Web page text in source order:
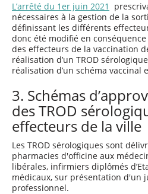
L’arrêté du 1er juin 2021
nécessaires à la gestion de la
définissant les différents
donc été modifié en
des effecteurs de la vaccination
réalisation d’un TROD
réalisation d’un schéma vaccinal
3. Schémas
des TROD
effecteurs de la ville
Les TROD sérologiques sont
pharmacies d'officine aux
libérales, infirmiers diplômés
médicaux, sur présentation d'un
professionnel.